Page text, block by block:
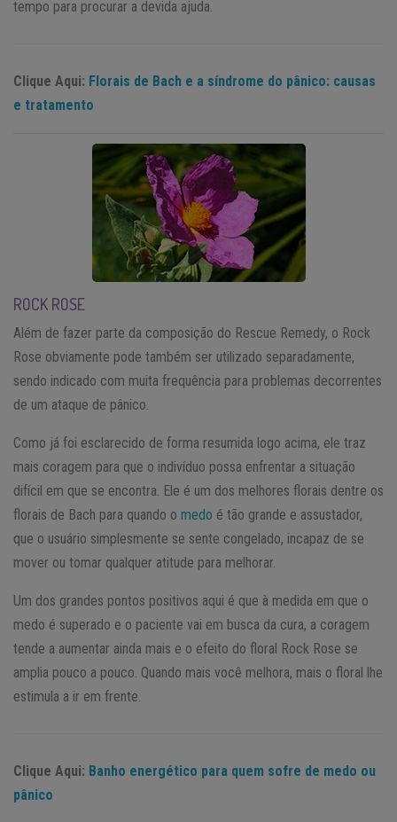
tempo para procurar a devida ajuda.
Clique Aqui: Florais de Bach e a síndrome do pânico: causas
e tratamento
ROCK ROSE
Além de fazer parte da composição do Rescue Remedy, o Rock
Rose obviamente pode também ser utilizado separadamente,
sendo indicado com muita frequência para problemas decorrentes
de um ataque de pânico.
Como já foi esclarecido de forma resumida logo acima, ele traz
mais coragem para que o indivíduo possa enfrentar a situação
difícil em que se encontra. Ele é um dos melhores florais dentre os
florais de Bach para quando o medo é tão grande e assustador,
que o usuário simplesmente se sente congelado, incapaz de se
mover ou tomar qualquer atitude para melhorar.
Um dos grandes pontos positivos aqui é que à medida em que o
medo é superado e o paciente vai em busca da cura, a coragem
tende a aumentar ainda mais e o efeito do floral Rock Rose se
amplia pouco a pouco. Quando mais você melhora, mais o floral lhe
estimula a ir em frente.
Clique Aqui: Banho energético para quem sofre de medo ou
pânico